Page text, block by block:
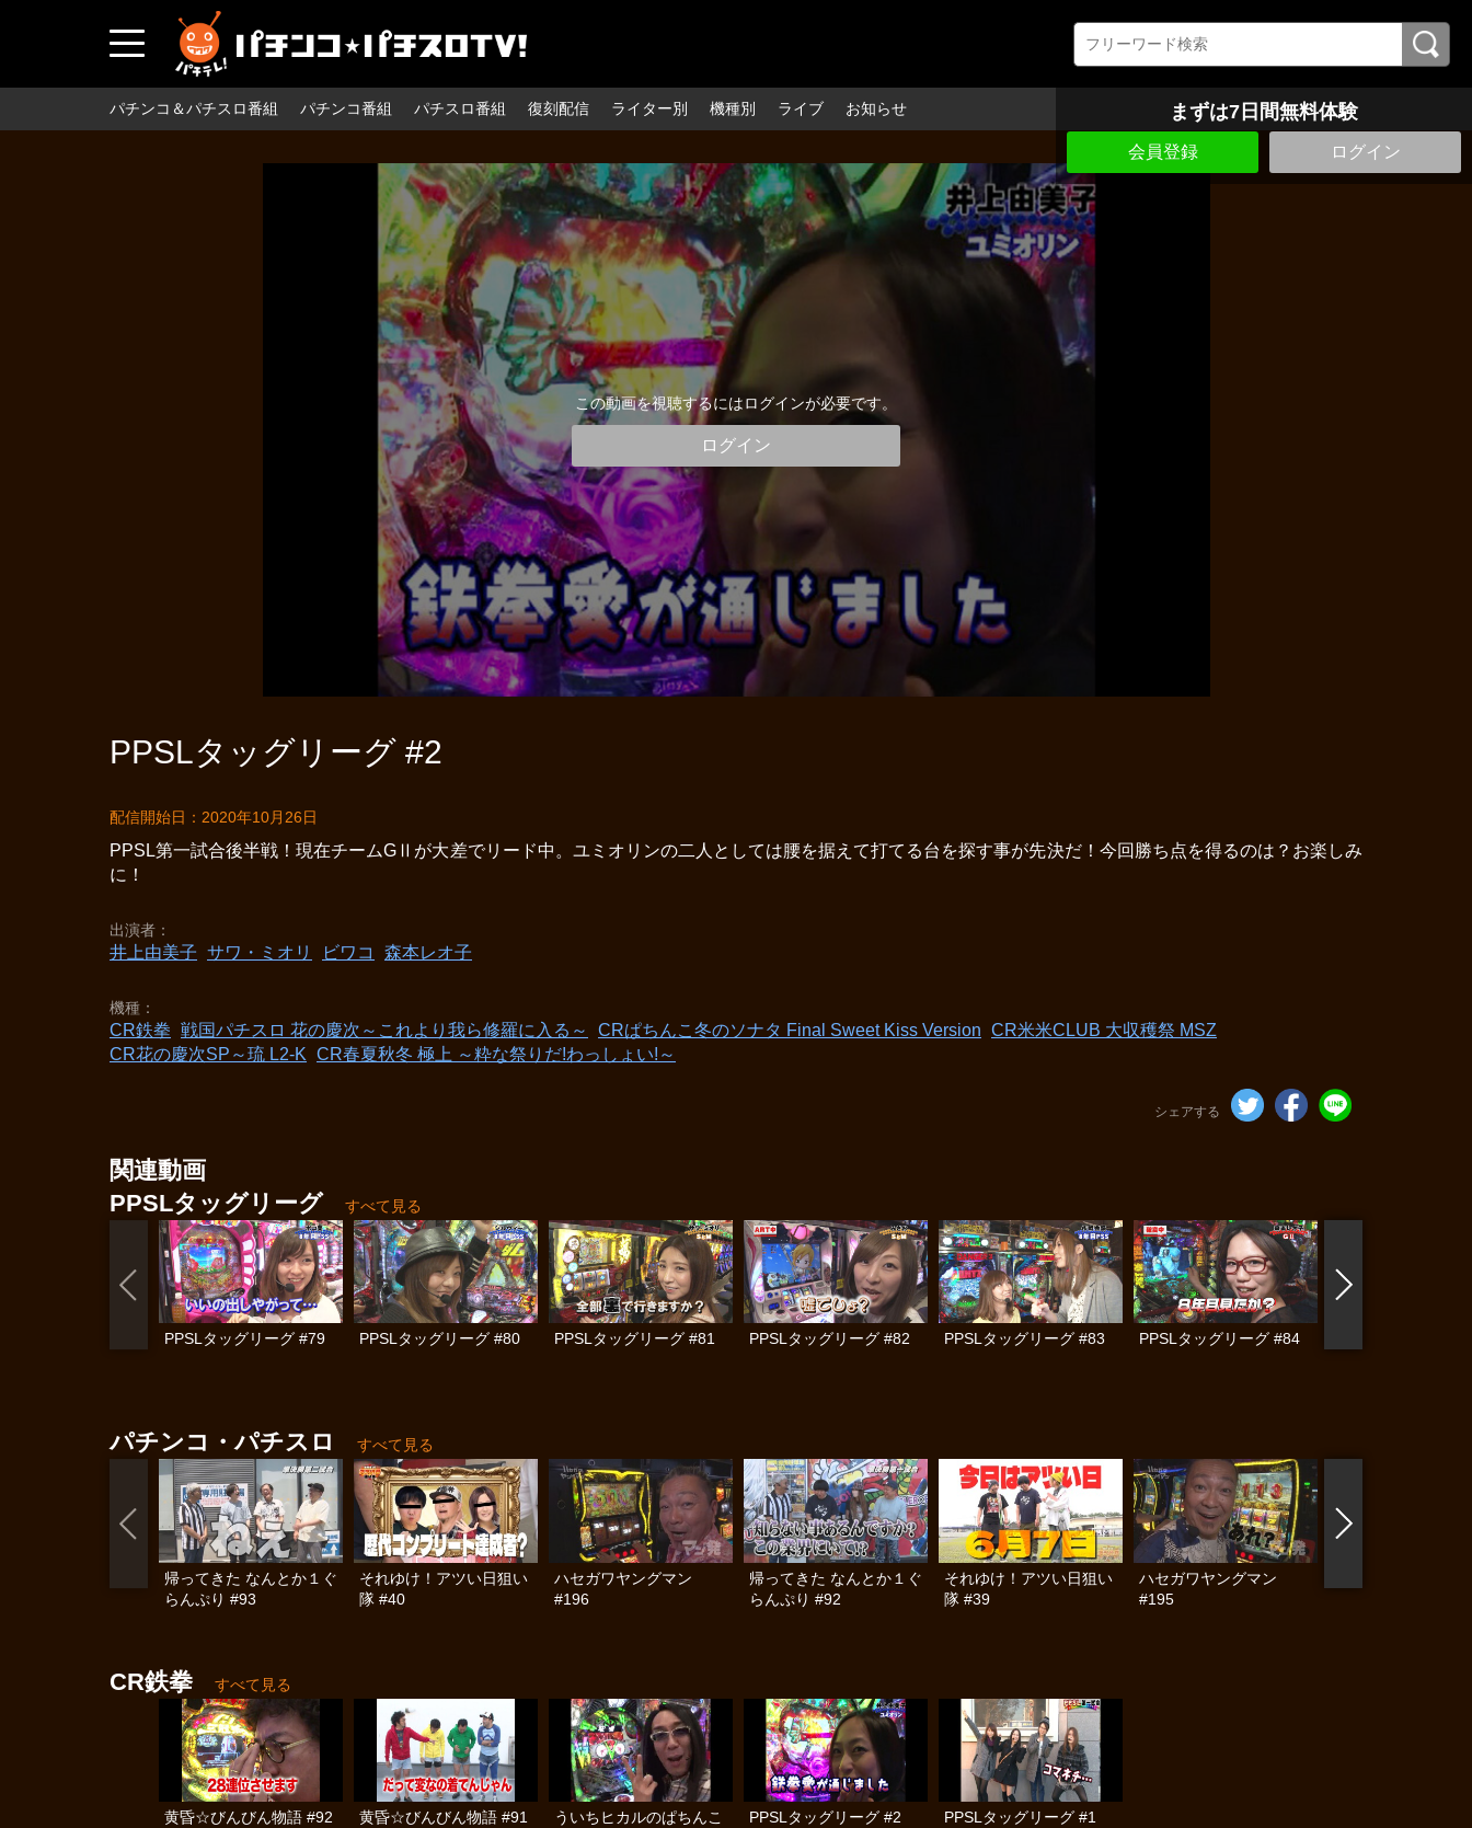
パチンコ＆パチスロ番組 パチンコ番組 パチスロ番組 復刻配信 ライター別 機種別 ライブ お知らせ まずは7日間無料体験
会員登録 ログイン
この動画を視聴するにはログインが必要です。
ログイン
PPSLタッグリーグ #2
配信開始日：2020年10月26日
PPSL第一試合後半戦！現在チームGⅡが大差でリード中。ユミオリンの二人としては腰を据えて打てる台を探す事が先決だ！今回勝ち点を得るのは？お楽しみ
に！
出演者
井上由美子 サワ・ミオリ ビワコ 森本レオ子
機種
CR鉄拳 戦国パチスロ 花の慶次～これより我ら修羅に入る～ CRぱちんこ冬のソナタ Final Sweet Kiss Version CR米米CLUB 大収穫祭 MSZ
CR花の慶次SP～琉 L2‐K CR春夏秋冬 極上 ～粋な祭りだ!わっしょい!～
シェアする
関連動画
PPSLタッグリーグ
すべて見る
PPSLタッグリーグ #79 PPSLタッグリーグ #80 PPSLタッグリーグ #81 PPSLタッグリーグ #82 PPSLタッグリーグ #83 PPSLタッグリーグ #84
パチンコ・パチスロ すべて見る
帰ってきた なんとか１ぐ
らんぷり #93
それゆけ！アツい日狙い
隊 #40
ハセガワヤングマン
#196
帰ってきた なんとか１ぐ
らんぷり #92
それゆけ！アツい日狙い
隊 #39
ハセガワヤングマン
#195
CR鉄拳 すべて見る
黄昏☆びんびん物語 #92 黄昏☆びんびん物語 #91
ういちヒカルのぱちんこ
PPSLタッグリーグ #2 PPSLタッグリーグ #1